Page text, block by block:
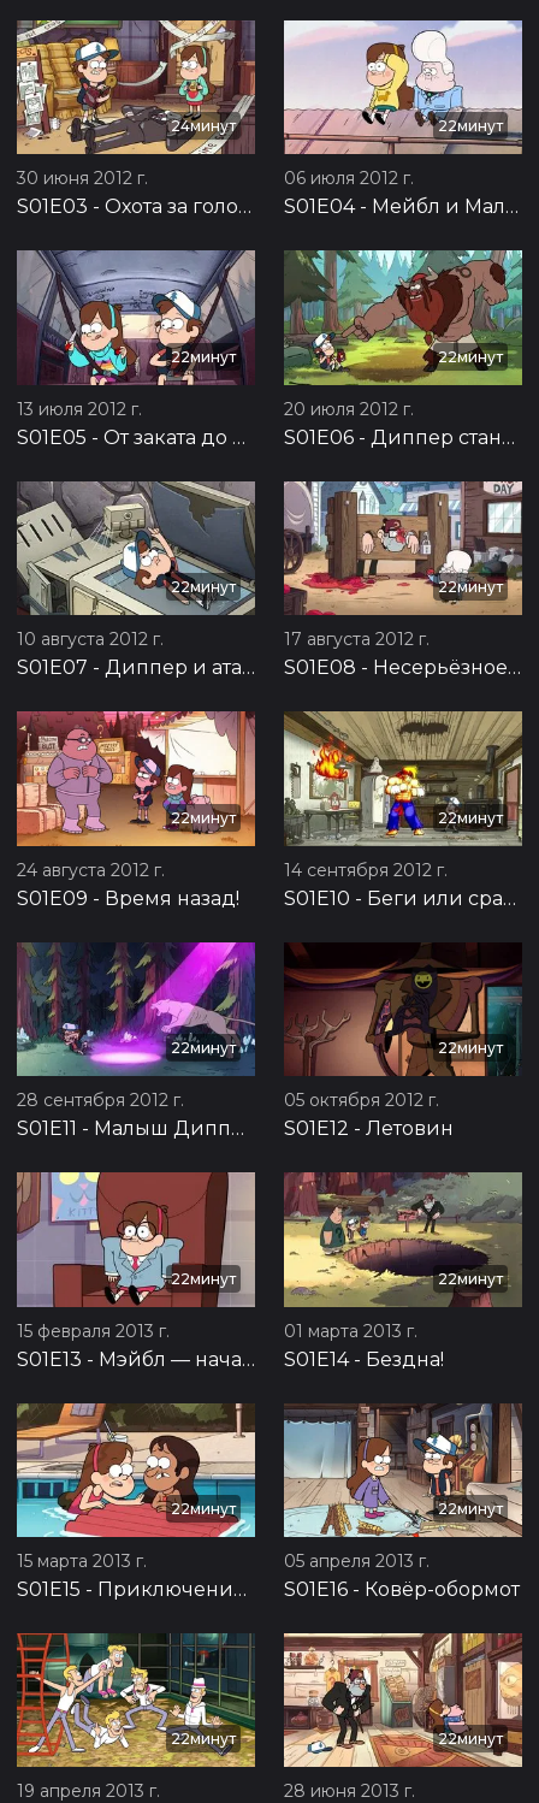
24минут
30 июня 2012 г.
S01E03 - Охота за головой
22минут
06 июля 2012 г.
S01E04- Мейбл и Малыш Гедеон
22минут
13 июля 2012 г.
S01E05 - От заката до рассвета
22минут
20 июля 2012 г.
S01E06 - Диппер становится мужиком
22минут
10 августа 2012 г.
S01E07 - Диппер и атака клонов
22минут
17 августа 2012 г.
S01E08 - Несерьёзное сокровище
22минут
24 августа 2012 г.
S01E09 - Время назад!
22минут
14 сентября 2012 г.
S01E10 - Беги или сражайся
22минут
28 сентября 2012 г.
S01E11 - Малыш Диппер
22минут
05 октября 2012 г.
S01E12 - Летовин
22минут
15 февраля 2013 г.
S01E13 - Мэйбл — начальница
22минут
01 марта 2013 г.
S01E14- Бездна!
22минут
15 марта 2013 г.
S01E15 - Приключение в бассейне
22минут
05 апреля 2013 г.
S01E16 - Ковёр-обормот
22минут
19 апреля 2013 г.
22минут
28 июня 2013 г.